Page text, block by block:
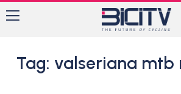
Tag: valseriana mtb